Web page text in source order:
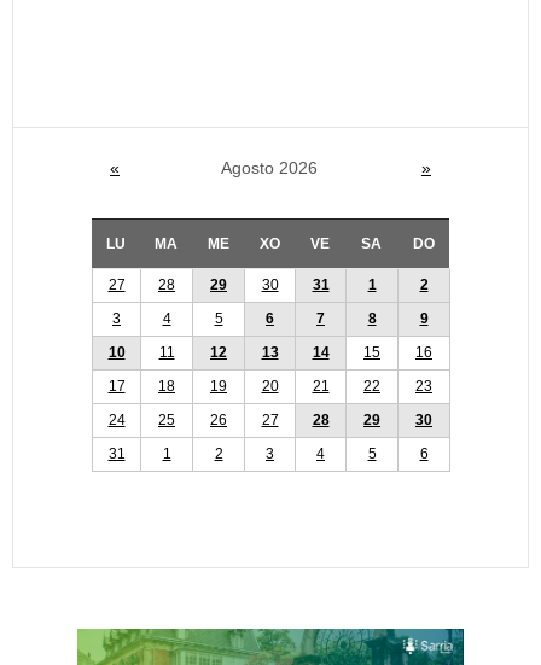
« Agosto 2026 »
LU MA ME XO VE SA DO
27 28 29 30 31 1
2
3
4 5 6 7 8
9
10
11 12 13 14 15
16
17
18 19 20 21 22
23
24
25 26 27 28 29
30
31
1 2 3 4 5 6